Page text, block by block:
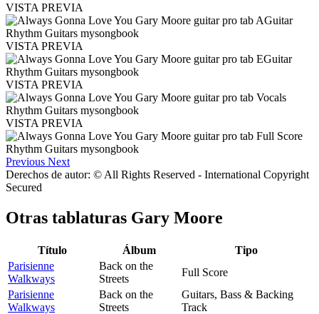
VISTA PREVIA
VISTA PREVIA
VISTA PREVIA
VISTA PREVIA
Previous Next
Derechos de autor: © All Rights Reserved - International Copyright
Secured
Otras tablaturas Gary Moore
Título Álbum
Tipo
Parisienne
Walkways
Back on the
Streets
Full Score
Parisienne
Walkways
Back on the
Streets
Guitars, Bass & Backing
Track